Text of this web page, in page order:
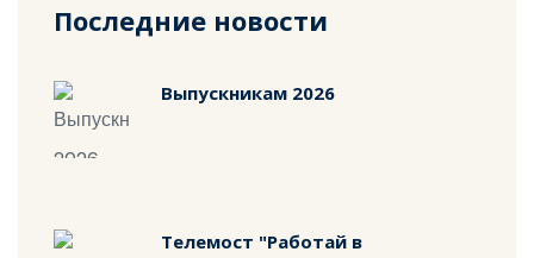
Последние новости
Выпускникам 2026
Телемост "Работай в